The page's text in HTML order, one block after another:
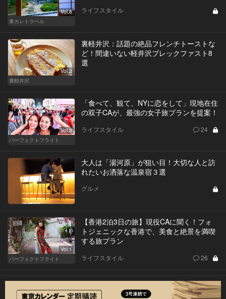
Vol.8
東カレトラベル
ライフスタイル
Vol.2
裏軽井沢
裏軽井沢：話題の絶品フレンチトーストな
ど！間違いない軽井沢ブレックファスト8
選
Vol.3
パーフェクトフライト
「食べて、観て、NYに恋をして」現地在住
の双子CAが、最強の女子旅プランを提案！
ライフスタイル 24
大人は「湯河原」が狙い目！大切な人と訪
れたいお洒落な温泉宿３選
グルメ
Vol.1
パーフェクトフライト
【香港2泊3日の旅】現役CAに聞く！フォ
トジェニックな香港で、美食と絶景を満喫
する旅プラン
ライフスタイル 26